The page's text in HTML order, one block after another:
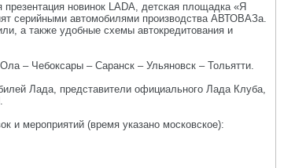
новинок LADA, детская площадка «Я
серийными автомобилями производства АВТОВАЗа.
а также удобные схемы автокредитования и
– Чебоксары – Саранск – Ульяновск – Тольятти.
Лада, представители официального Лада Клуба,
мероприятий (время указано московское):